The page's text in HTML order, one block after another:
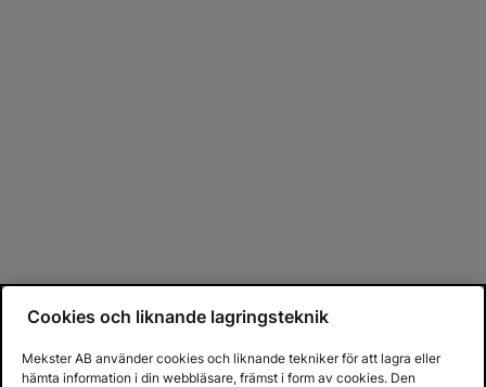
Cookies och liknande lagringsteknik
Mekster AB använder cookies och liknande tekniker för att lagra eller
hämta information i din webbläsare, främst i form av cookies. Den